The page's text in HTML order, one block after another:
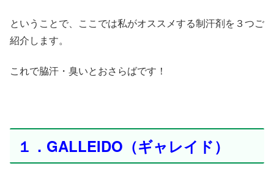
ということで、ここでは私がオススメする制汗剤を３つご
紹介します。
これで脇汗・臭いとおさらばです！
１．GALLEIDO（ギャレイド）